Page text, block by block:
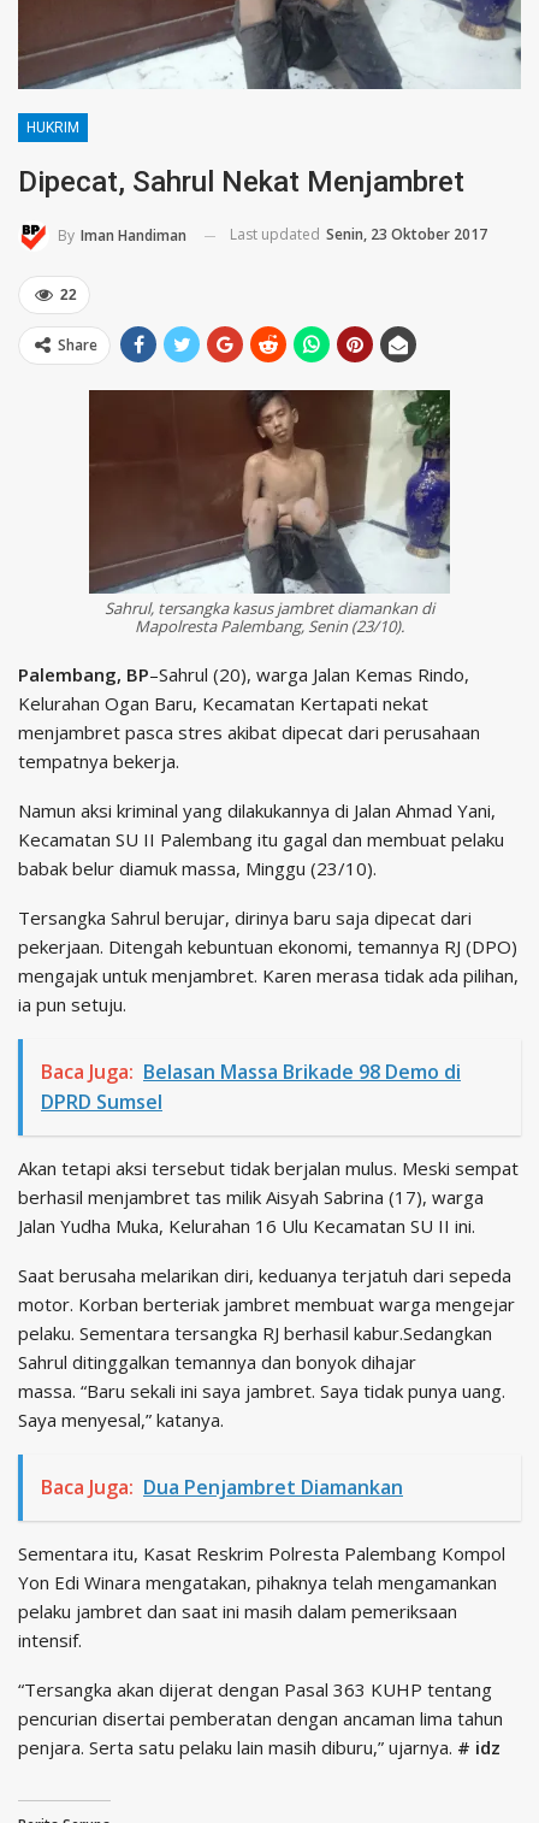
HUKRIM
Dipecat, Sahrul Nekat Menjambret
By Iman Handiman Last updated Senin, 23 Oktober 2017
22
Share
Sahrul, tersangka kasus jambret diamankan di
Mapolresta Palembang, Senin (23/10).
Palembang, BP–Sahrul (20), warga Jalan Kemas Rindo,
Kelurahan Ogan Baru, Kecamatan Kertapati nekat
menjambret pasca stres akibat dipecat dari perusahaan
tempatnya bekerja.
Namun aksi kriminal yang dilakukannya di Jalan Ahmad Yani,
Kecamatan SU II Palembang itu gagal dan membuat pelaku
babak belur diamuk massa, Minggu (23/10).
Tersangka Sahrul berujar, dirinya baru saja dipecat dari
pekerjaan. Ditengah kebuntuan ekonomi, temannya RJ (DPO)
mengajak untuk menjambret. Karen merasa tidak ada pilihan,
ia pun setuju.
Baca Juga: Belasan Massa Brikade 98 Demo di
DPRD Sumsel
Akan tetapi aksi tersebut tidak berjalan mulus. Meski sempat
berhasil menjambret tas milik Aisyah Sabrina (17), warga
Jalan Yudha Muka, Kelurahan 16 Ulu Kecamatan SU II ini.‎
Saat berusaha melarikan diri, keduanya terjatuh dari sepeda
motor. Korban berteriak jambret membuat warga mengejar
pelaku. Sementara tersangka RJ berhasil kabur.Sedangkan
Sahrul ditinggalkan temannya dan bonyok dihajar
massa. “Baru sekali ini saya jambret. Saya tidak punya uang.
Saya menyesal,” katanya.‎
Baca Juga: Dua Penjambret Diamankan
Sementara itu, Kasat Reskrim Polresta Palembang Kompol
Yon Edi Winara mengatakan, pihaknya telah mengamankan
pelaku jambret dan saat ini masih dalam pemeriksaan
intensif.
“Tersangka akan dijerat dengan Pasal 363 KUHP tentang
pencurian disertai pemberatan dengan ancaman lima tahun
penjara. Serta satu pelaku lain masih diburu,” ujarnya. # idz